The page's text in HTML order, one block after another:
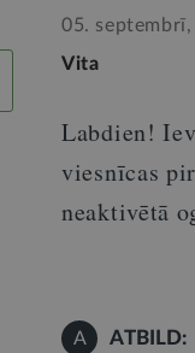
05.
Vita
Labdien!
viesnīcas
neaktivētā
A ATBILD: